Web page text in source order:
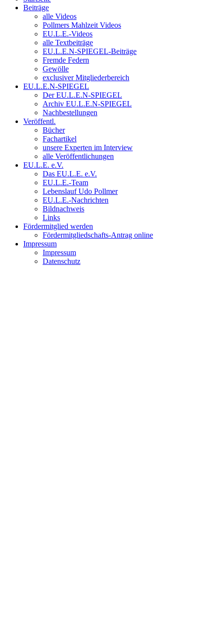
Beiträge
alle Videos
Pollmers Mahlzeit Videos
EU.L.E.-Videos
alle Textbeiträge
EU.L.E.N-SPIEGEL-Beiträge
Fremde Federn
Gewölle
exclusiver Mitgliederbereich
EU.L.E.N-SPIEGEL
Der EU.L.E.N-SPIEGEL
Archiv EU.L.E.N-SPIEGEL
Nachbestellungen
Veröffentl.
Bücher
Fachartikel
unsere Experten im Interview
alle Veröffentlichungen
EU.L.E. e.V.
Das EU.L.E. e.V.
EU.L.E.-Team
Lebenslauf Udo Pollmer
EU.L.E.-Nachrichten
Bildnachweis
Links
Fördermitglied werden
Fördermitgliedschafts-Antrag online
Impressum
Impressum
Datenschutz